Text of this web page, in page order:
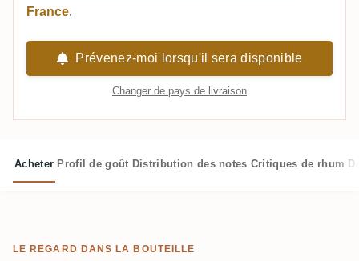
France.
Prévenez-moi lorsqu'il sera disponible
Changer de pays de livraison
Acheter Profil de goût Distribution des notes Critiques de rhum
LE REGARD DANS LA BOUTEILLE